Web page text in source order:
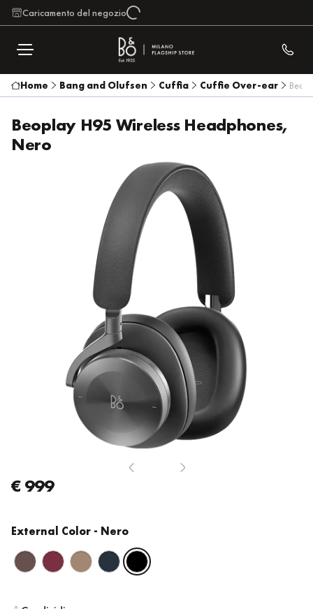
Caricamento del negozio
Home Bang and Olufsen Cuffia Cuffie Over-ear
Beoplay H95 Wireless Headphones,
Nero
€ 999
External Color - Nero